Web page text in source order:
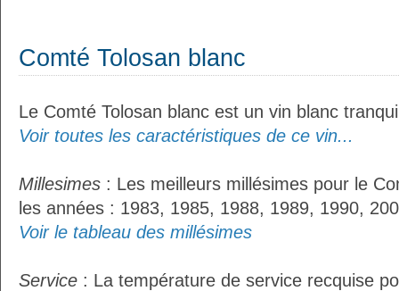
Comté Tolosan blanc
Le Comté Tolosan blanc est un vin blanc
Voir toutes les caractéristiques de ce vin...
Millesimes : Les meilleurs millésimes pour le
les années : 1983, 1985, 1988, 1989, 1990,
Voir le tableau des millésimes
Service : La température de service recquise